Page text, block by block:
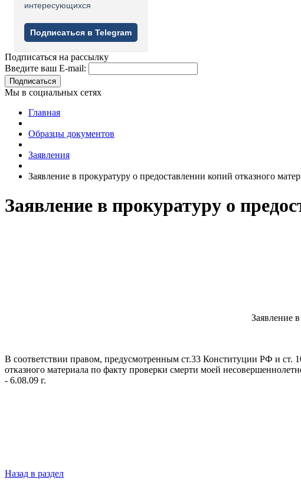
интересующихся
Подписаться в Telegram
Подписаться на рассылку
Введите ваш E-mail:
Подписаться
Мы в социальных сетях
Главная
Образцы документов
Заявления
Заявление в прокуратуру о предоставлении копий отказного
Заявление в прокуратуру о
Заявление
В соответствии правом, предусмотренным ст.33 Конституции РФ и ст.
отказного материала по факту проверки смерти моей
- 6.08.09 г.
Назад в раздел